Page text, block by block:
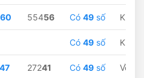
60 55456 Có 49 số
Có 49 số
47 27241 Có 49 số Về